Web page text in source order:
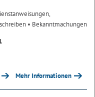
• Bekanntmachungen
Mehr Informationen